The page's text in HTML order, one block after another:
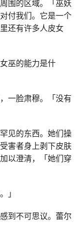
围的区域。「巫妖
付我们。它是一个
还有许多人皮女
巫的能力是什
一脸肃穆。「没有
见的东西。她们操
害者身上剥下皮肤
以澄清，「她们穿
」
到不可思议。蕾尔